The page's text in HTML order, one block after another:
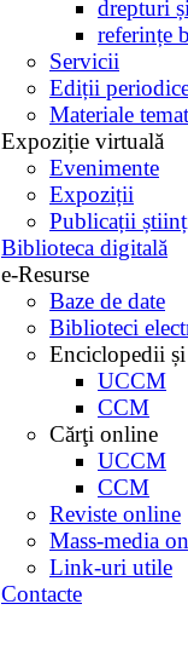
drepturi
referințe
Servicii
Ediții
Materiale
Expoziție virtuală
Evenimente
Expoziții
Publicații
Biblioteca digitală
e-Resurse
Baze de date
Biblioteci
Enciclopedii
UCCM
CCM
Cărţi online
UCCM
CCM
Reviste online
Mass-media
Link-uri utile
Contacte